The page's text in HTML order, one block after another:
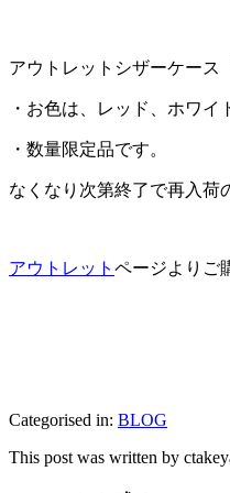
アウトレットシザーケー
・お色は、レッド、ホワイ
・数量限定品です。
なくなり次第終了で再入荷
アウトレット ページよりご
Categorised in: BLOG
This post was written by